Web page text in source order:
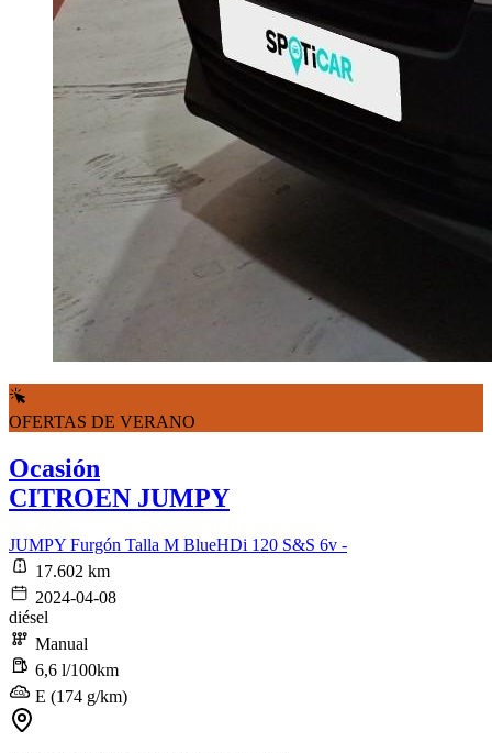
OFERTAS DE VERANO
Ocasión
CITROEN JUMPY
JUMPY Furgón Talla M BlueHDi 120 S&S 6v -
17.602 km
2024-04-08
diésel
Manual
6,6 l/100km
E (174 g/km)